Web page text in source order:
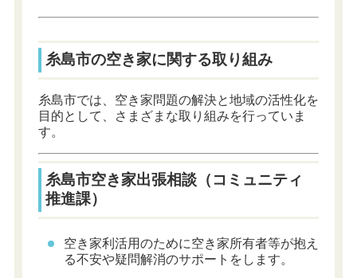
糸島市の空き家に関する取り組み
糸島市では、空き家問題の解決と地域の活性化を
目的として、さまざまな取り組みを行っていま
す。
糸島市空き家出張相談（コミュニティ
推進課）
空き家利活用のために空き家所有者等が抱え
る不安や疑問解消のサポートをします。